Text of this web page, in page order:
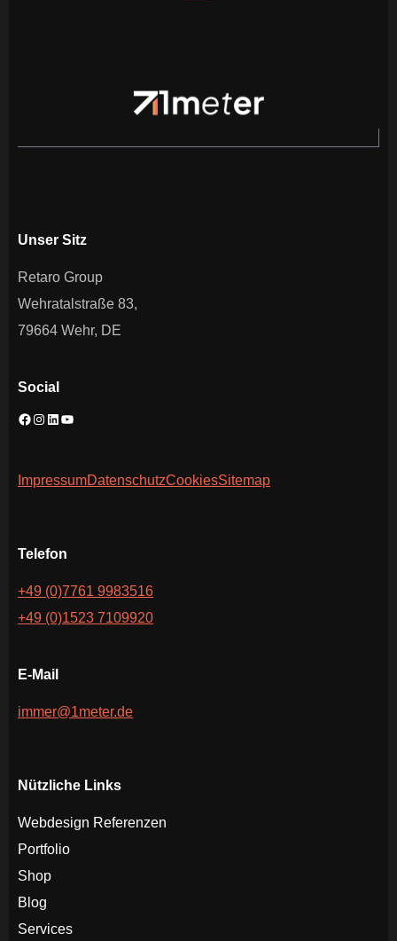
Unser Sitz
Retaro Group
Wehratalstraße 83,
79664 Wehr, DE
Social
ImpressumDatenschutzCookiesSitemap
Telefon
+49 (0)7761 9983516
+49 (0)1523 7109920
E-Mail
immer@1meter.de
Nützliche Links
Webdesign Referenzen
Portfolio
Shop
Blog
Services